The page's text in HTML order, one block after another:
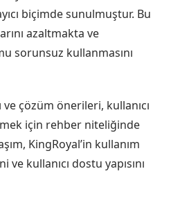
biçimde sunulmuştur. Bu
azaltmakta ve
sorunsuz kullanmasını
çözüm önerileri, kullanıcı
için rehber niteliğinde
KingRoyal’in kullanım
kullanıcı dostu yapısını